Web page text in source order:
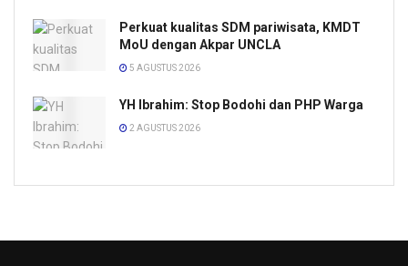
Perkuat kualitas SDM pariwisata, KMDT
MoU dengan Akpar UNCLA
5 AGUSTUS 2026
YH Ibrahim: Stop Bodohi dan PHP Warga
2 AGUSTUS 2026